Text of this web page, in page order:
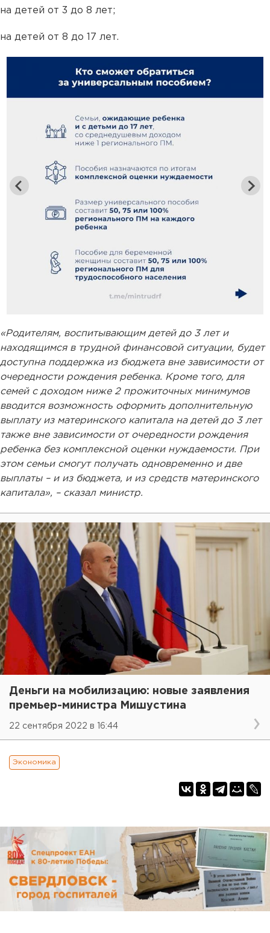
на детей от 3 до 8 лет;
на детей от 8 до 17 лет.
«Родителям, воспитывающим детей до 3 лет и
находящимся в трудной финансовой ситуации, будет
доступна поддержка из бюджета вне зависимости от
очередности рождения ребенка. Кроме того, для
семей с доходом ниже 2 прожиточных минимумов
вводится возможность оформить дополнительную
выплату из материнского капитала на детей до 3 лет
также вне зависимости от очередности рождения
ребенка без комплексной оценки нуждаемости. При
этом семьи смогут получать одновременно и две
выплаты – и из бюджета, и из средств материнского
капитала», – сказал министр.
Деньги на мобилизацию: новые заявления
премьер-министра Мишустина
22 сентября 2022 в 16:44
Экономика